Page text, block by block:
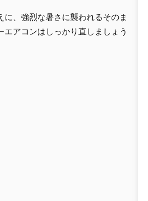
に、強烈な暑さに襲われるそのま
エアコンはしっかり直しましょう